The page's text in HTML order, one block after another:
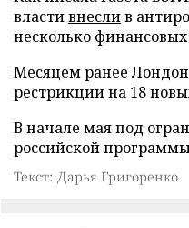
властивнеслив
несколько
Месяцем ранее Лондон
рестрикции на 18
В начале мая под
российской
Текст: Дарья Григоренко